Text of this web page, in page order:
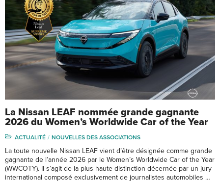
La Nissan LEAF nommée grande gagnante
2026 du Women’s Worldwide Car of the Year
ACTUALITÉ NOUVELLES DES ASSOCIATIONS
La toute nouvelle Nissan LEAF vient d’être désignée comme grande
gagnante de l’année 2026 par le Women’s Worldwide Car of the Year
(WWCOTY). Il s’agit de la plus haute distinction décernée par un jury
international composé exclusivement de journalistes automobiles …